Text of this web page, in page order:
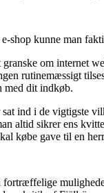
shop kunne man
om internet
rutinemæssigt
med dit indkøb.
ind i de vigtigste
altid sikrer ens
købe gave til en